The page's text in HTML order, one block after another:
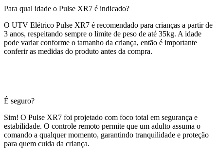
Para qual idade o Pulse XR7 é indicado?
O UTV Elétrico Pulse XR7 é recomendado para crianças a partir de
3 anos, respeitando sempre o limite de peso de até 35kg. A idade
pode variar conforme o tamanho da criança, então é importante
conferir as medidas do produto antes da compra.
É seguro?
Sim! O Pulse XR7 foi projetado com foco total em segurança e
estabilidade. O controle remoto permite que um adulto assuma o
comando a qualquer momento, garantindo tranquilidade e proteção
para quem cuida da criança.